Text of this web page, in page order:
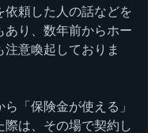
依頼した人の話などを
あり、数年前からホー
注意喚起しておりま
「保険金が使える」
際は、その場で契約し